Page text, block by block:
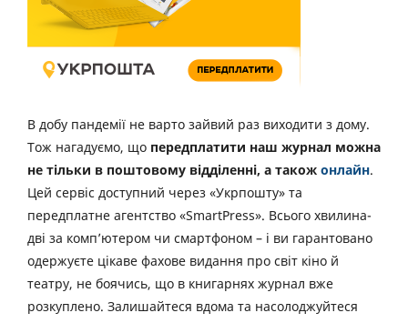
В добу пандемії не варто зайвий раз виходити з дому.
Тож нагадуємо, що передплатити наш журнал можна
не тільки в поштовому відділенні, а також онлайн.
Цей сервіс доступний через «Укрпошту» та
передплатне агентство «SmartPress». Всього хвилина-
дві за комп’ютером чи смартфоном – і ви гарантовано
одержуєте цікаве фахове видання про світ кіно й
театру, не боячись, що в книгарнях журнал вже
розкуплено. Залишайтеся вдома та насолоджуйтеся